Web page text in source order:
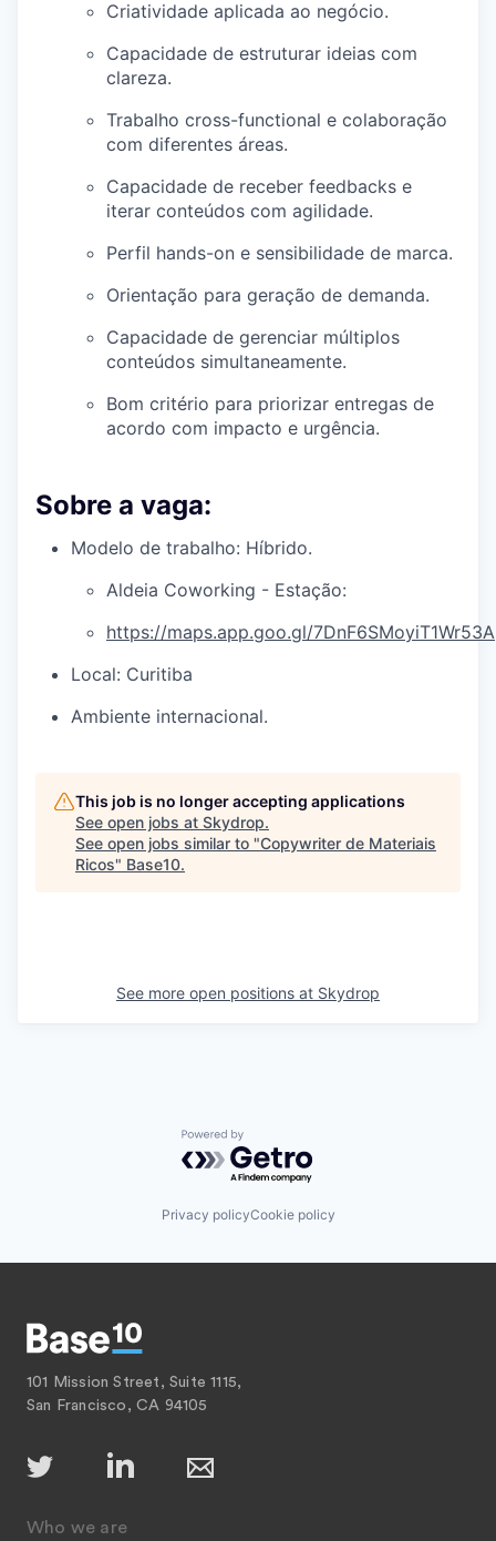
Criatividade aplicada ao negócio.
Capacidade de estruturar ideias com
clareza.
Trabalho cross-functional e colaboração
com diferentes áreas.
Capacidade de receber feedbacks e
iterar conteúdos com agilidade.
Perfil hands-on e sensibilidade de marca.
Orientação para geração de demanda.
Capacidade de gerenciar múltiplos
conteúdos simultaneamente.
Bom critério para priorizar entregas de
acordo com impacto e urgência.
Sobre a vaga:
Modelo de trabalho: Híbrido.
Aldeia Coworking - Estação:
https://maps.app.goo.gl/7DnF6SMoyiT1Wr53A
Local: Curitiba
Ambiente internacional.
This job is no longer accepting applications
See open jobs at Skydrop.
See open jobs similar to "Copywriter de Materiais
Ricos" Base10.
See more open positions at Skydrop
Powered by Getro.com
Privacy policyCookie policy
101 Mission Street, Suite 1115,
San Francisco, CA 94105
Who we are